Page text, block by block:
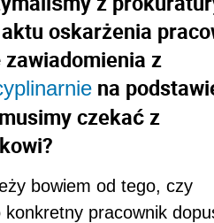
oskarżenia
z
na
czekać z
bowiem od tego, czy
pracownik